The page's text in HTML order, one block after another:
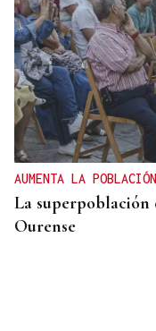
AUMENTA LA POBLACIÓN
La superpoblación
Ourense